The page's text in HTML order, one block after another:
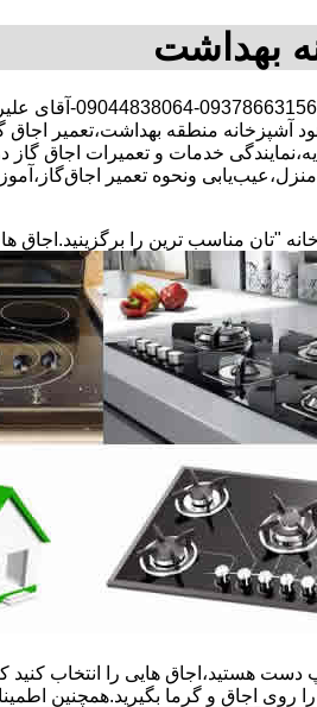
بهداشت
30 در صد تخفیف بیمه
آشپزخانه منطقه بهداشت،تعمیر اجاق
خدمات و تعمیرات اجاق
ونحوه تعمیر
"تان مناسب ترین را برگزینید.اجاق
هستید،اجاق هایی را انتخاب کنید
روی اجاق و گرما بگیرید.همچنین